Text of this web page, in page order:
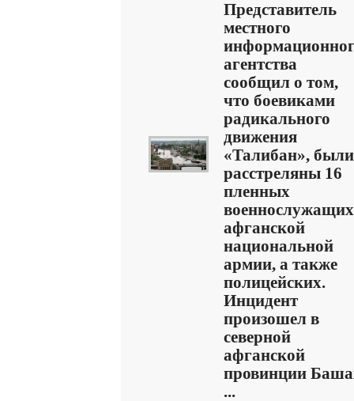
Представитель
местного
агентства
сообщил о том,
что боевиками
радикального
движения
«Талибан», были
расстреляны 16
пленных
военнослужащих
афганской
национальной
армии, а также
полицейских.
Инцидент
произошел в
северной
афганской
провинции
...